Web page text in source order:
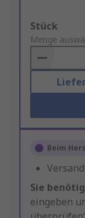
Add
to
Basket
Stück
Menge
Beim
Sie
eingeben